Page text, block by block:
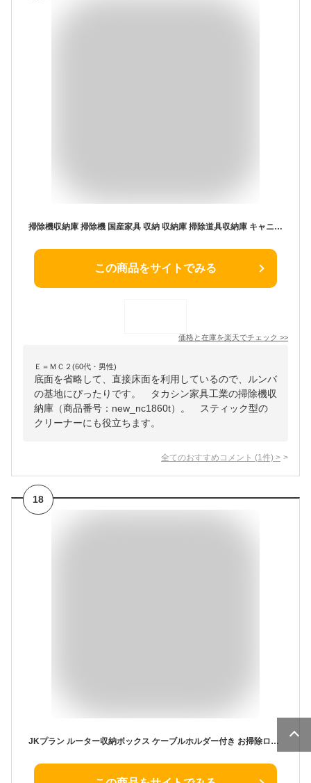
掃除機収納庫 掃除機 国産家具 収納 収納庫 掃除道具収納庫 キャニスター ハンディ掃除機 掃除収納 木製 幅60cm すき間 隙間収納 おしゃれ ホワイト 白 ナチュラル ルンバ DIY 木製 組立
この商品をサイトでみる
価格と在庫を楽天でチェック >>
Ｅ＝ＭＣ２(60代・男性)
底面を省略して、直接床面を利用しているので、ルンバ
の基地にぴったりです。 タカシン家具工業の掃除機収
納庫（商品番号：new_nc1860t）。 スティック型の
クリーナーにも役立ちます。
全てのおすすめコメント (1 件) >
18
JKプラン ルーター収納ボックス ケーブルホルダー付き お掃除ロボット 収納 ルンバ基地 台 ルンバ収納 サイドテーブル ベッド横 ナイトテーブル 収納棚 コの字 ラック (ナチュラル) [並行輸入品]